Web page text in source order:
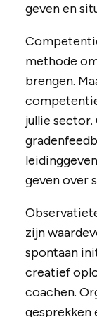
geven en
methode
brengen.
jullie
geven over
zijn
spontaan
creatief
coachen.
gesprekken